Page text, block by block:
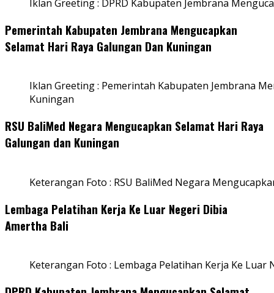
Iklan Greeting : DPRD Kabupaten Jembrana
Pemerintah Kabupaten Jembrana Mengucapkan
Selamat Hari Raya Galungan Dan Kuningan
Iklan Greeting : Pemerintah Kabupaten Jembrana
Kuningan
RSU BaliMed Negara Mengucapkan Selamat Hari Raya
Galungan dan Kuningan
Keterangan Foto : RSU BaliMed Negara
Lembaga Pelatihan Kerja Ke Luar Negeri Dibia
Amertha Bali
Keterangan Foto : Lembaga Pelatihan Kerja Ke Luar